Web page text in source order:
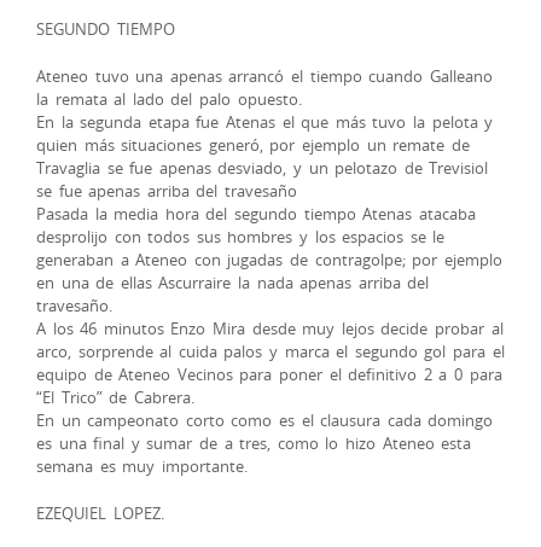
SEGUNDO TIEMPO
Ateneo tuvo una apenas arrancó el tiempo cuando Galleano
la remata al lado del palo opuesto.
En la segunda etapa fue Atenas el que más tuvo la pelota y
quien más situaciones generó, por ejemplo un remate de
Travaglia se fue apenas desviado, y un pelotazo de Trevisiol
se fue apenas arriba del travesaño
Pasada la media hora del segundo tiempo Atenas atacaba
desprolijo con todos sus hombres y los espacios se le
generaban a Ateneo con jugadas de contragolpe; por ejemplo
en una de ellas Ascurraire la nada apenas arriba del
travesaño.
A los 46 minutos Enzo Mira desde muy lejos decide probar al
arco, sorprende al cuida palos y marca el segundo gol para el
equipo de Ateneo Vecinos para poner el definitivo 2 a 0 para
“El Trico” de Cabrera.
En un campeonato corto como es el clausura cada domingo
es una final y sumar de a tres, como lo hizo Ateneo esta
semana es muy importante.
EZEQUIEL LOPEZ.